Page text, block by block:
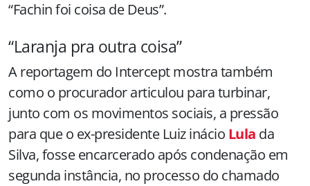
“Fachin foi coisa de Deus”.
“Laranja pra outra coisa”
A reportagem do Intercept mostra também
como o procurador articulou para turbinar,
junto com os movimentos sociais, a pressão
para que o ex-presidente Luiz inácio Lula da
Silva, fosse encarcerado após condenação em
segunda instância, no processo do chamado